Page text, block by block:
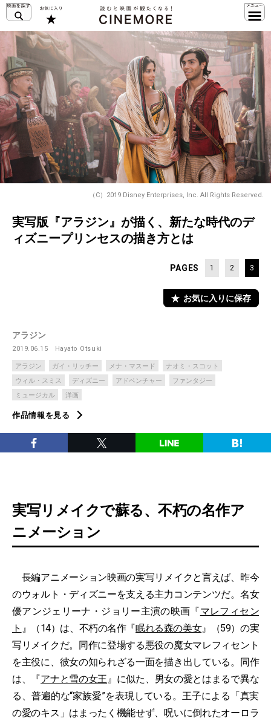
（C）2019 Disney Enterprises, Inc. All Rights Reserved.
実写版『アラジン』が描く、新たな時代のデ
ィズニープリンセスの描き方とは
PAGES 1 2 3
お気に入りに保存
アラジン
2019.06.15 Hayato Otsuki
アラジン ガイ・リッチー メナ・マスード
ナオミ・スコット
ウィル・スミス
ディズニー アドベンチャー
ファンタジー
ミュージカル
洋画
作品情報を見る
実写リメイクで蘇る、不朽の名作ア
ニメーション
長編アニメーション映画の実写リメイクと言えば、昨今
のウォルト・ディズニーを支える主力コンテンツだ。名女
優アンジェリーナ・ジョリー主演の映画『マレフィセン
ト 』（14）は、不朽の名作『眠れる森の美女』（59）の実
写リメイクだ。同作に登場する悪役の魔女マレフィセント
を主役に、彼女の知られざる一面を描き出している。同作
は、『アナと雪の女王』に似た、男女の愛とはまるで異な
る、普遍的な“家族愛”を表現している。王子による「真実
の愛のキス」はまったく機能せず、呪いに倒れたオーロラ